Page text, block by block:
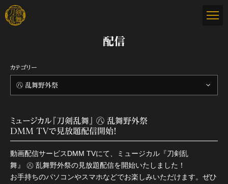
配信
カテゴリー
㊇ 乱舞野外祭
ミュージカル『刀剣乱舞』 ㊇ 乱舞野外祭
DMM TVで見放題配信開始！
動画配信サービスDMM TVにて、ミュージカル『刀剣乱
舞』 ㊇ 乱舞野外祭の見放題配信を開始いたしました！
お手持ちのパソコンやスマホなどでお楽しみいただけます。ぜひ